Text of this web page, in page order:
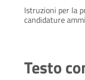
Istruzioni per la
candidature
Testo